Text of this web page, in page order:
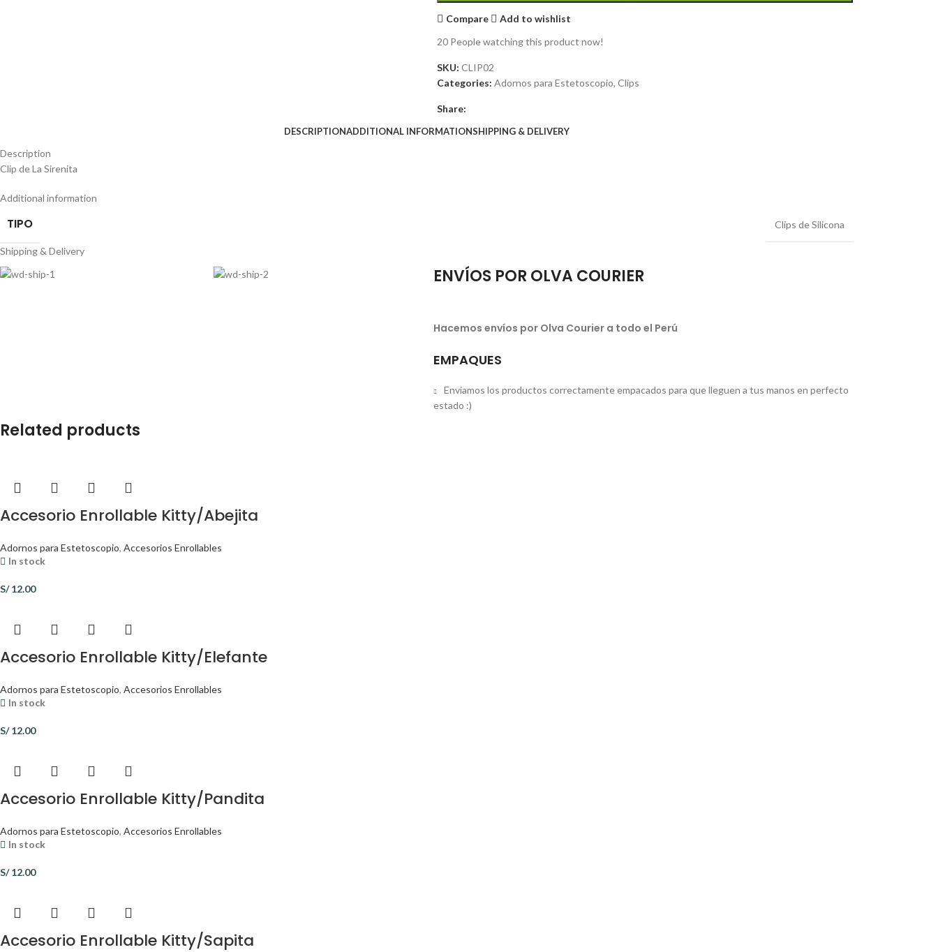
Compare
Add to wishlist
20 People watching this product now!
SKU: CLIP02
Categories: Adornos para Estetoscopio, Clips
Share:
DESCRIPTIONADDITIONAL INFORMATIONSHIPPING & DELIVERY
Description
Clip de La Sirenita
Additional information
TIPO Clips de Silicona
Shipping & Delivery
ENVÍOS POR OLVA COURIER
Hacemos envíos por Olva Courier a todo el Perú
EMPAQUES
Enviamos los productos correctamente empacados para que lleguen a tus manos en perfecto
estado :)
Related products
Accesorio Enrollable Kitty/Abejita
Adornos para Estetoscopio, Accesorios Enrollables
In stock
S/12.00
Accesorio Enrollable Kitty/Elefante
Adornos para Estetoscopio, Accesorios Enrollables
In stock
S/12.00
Accesorio Enrollable Kitty/Pandita
Adornos para Estetoscopio, Accesorios Enrollables
In stock
S/12.00
Accesorio Enrollable Kitty/Sapita